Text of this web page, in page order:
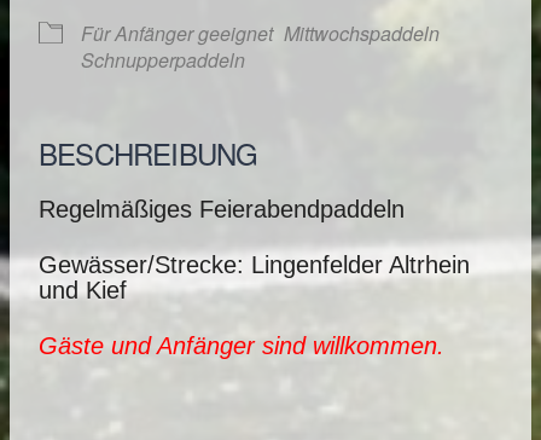
Für Anfänger geeignet Mittwochspaddeln
Schnupperpaddeln
BESCHREIBUNG
Regelmäßiges Feierabendpaddeln
Gewässer/Strecke: Lingenfelder Altrhein
und Kief
Gäste und Anfänger sind willkommen.